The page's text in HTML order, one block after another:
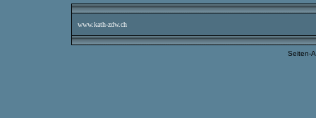
www.kath-zdw.ch
Seiten-